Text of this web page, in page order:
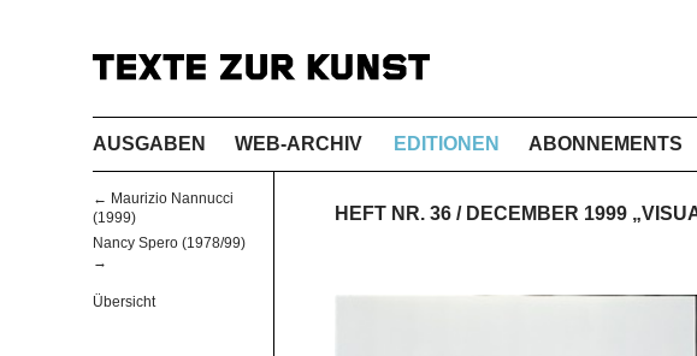
AUSGABEN WEB-ARCHIV EDITIONEN ABONNEMENTS
← Maurizio Nannucci
(1999)
Nancy Spero (1978/99)
→
Übersicht
HEFT NR. 36 / DECEMBER 1999